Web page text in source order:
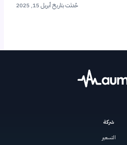
حُدثت بتاريخ أبريل 15, 2025
شركة
التسعير